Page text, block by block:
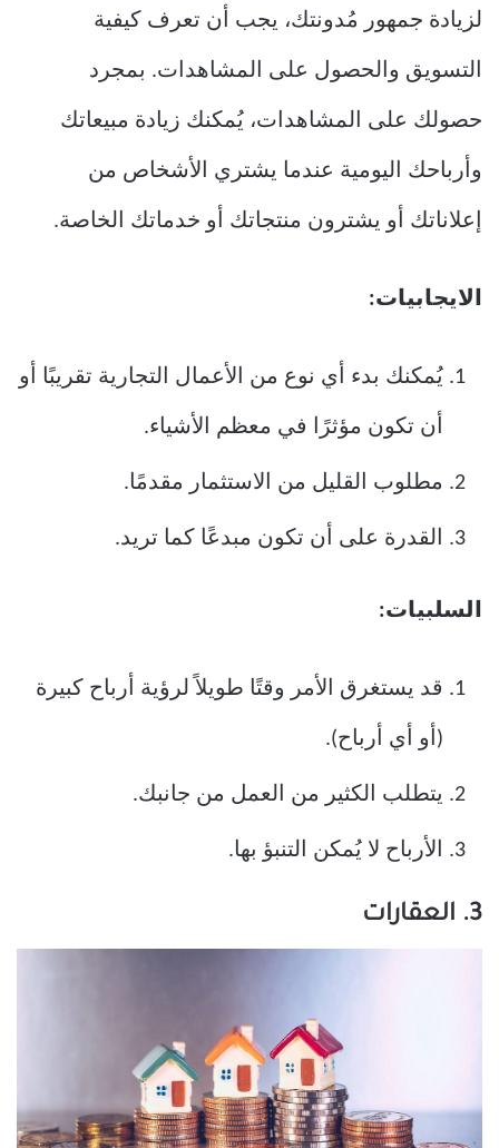
لزيادة جمهور مُدونتك، يجب أن تعرف كيفية
التسويق والحصول على المشاهدات. بمجرد
حصولك على المشاهدات، يُمكنك زيادة مبيعاتك
وأرباحك اليومية عندما يشتري الأشخاص من
إعلاناتك أو يشترون منتجاتك أو خدماتك الخاصة.
الايجابيات:
يُمكنك بدء أي نوع من الأعمال التجارية تقريبًا أو
أن تكون مؤثرًا في معظم الأشياء.
مطلوب القليل من الاستثمار مقدمًا.
القدرة على أن تكون مبدعًا كما تريد.
السلبيات:
قد يستغرق الأمر وقتًا طويلاً لرؤية أرباح كبيرة
(أو أي أرباح).
يتطلب الكثير من العمل من جانبك.
الأرباح لا يُمكن التنبؤ بها.
3. العقارات